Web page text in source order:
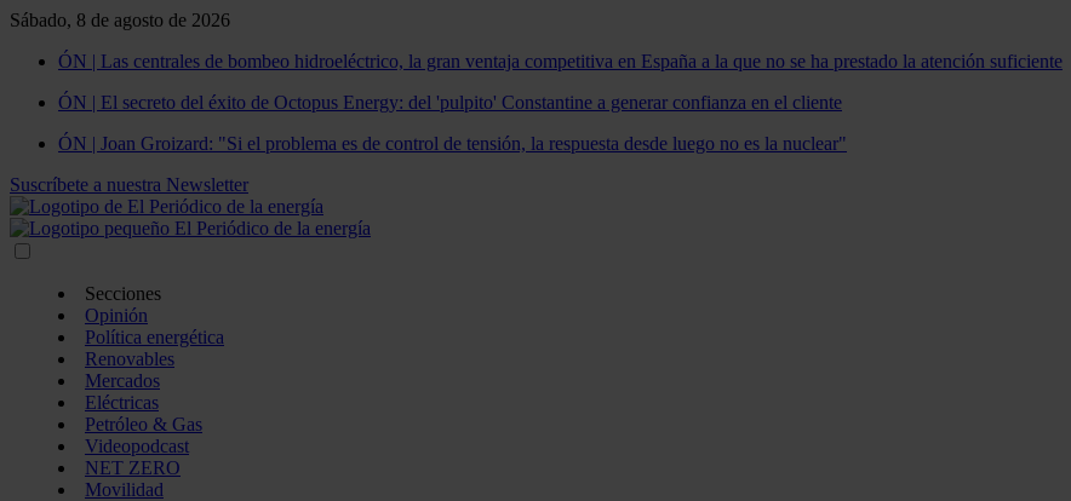
Sábado, 8 de agosto de 2026
ÓN | Las centrales de bombeo hidroeléctrico, la gran ventaja competitiva en España a la que no se ha prestado la atención suficiente
ÓN | El secreto del éxito de Octopus Energy: del 'pulpito' Constantine a generar confianza en el cliente
ÓN | Joan Groizard: "Si el problema es de control de tensión, la respuesta desde luego no es la nuclear"
Suscríbete a nuestra Newsletter
Secciones
Opinión
Política energética
Renovables
Mercados
Eléctricas
Petróleo & Gas
Videopodcast
NET ZERO
Movilidad